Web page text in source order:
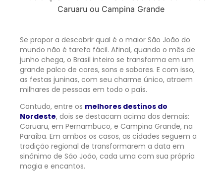
Se propor a descobrir qual é o maior São João do
mundo não é tarefa fácil. Afinal, quando o mês de
junho chega, o Brasil inteiro se transforma em um
grande palco de cores, sons e sabores. E com isso,
as festas juninas, com seu charme único, atraem
milhares de pessoas em todo o país.
Contudo, entre os melhores destinos do
Nordeste, dois se destacam acima dos demais:
Caruaru, em Pernambuco, e Campina Grande, na
Paraíba. Em ambos os casos, as cidades seguem a
tradição regional de transformarem a data em
sinônimo de São João, cada uma com sua própria
magia e encantos.